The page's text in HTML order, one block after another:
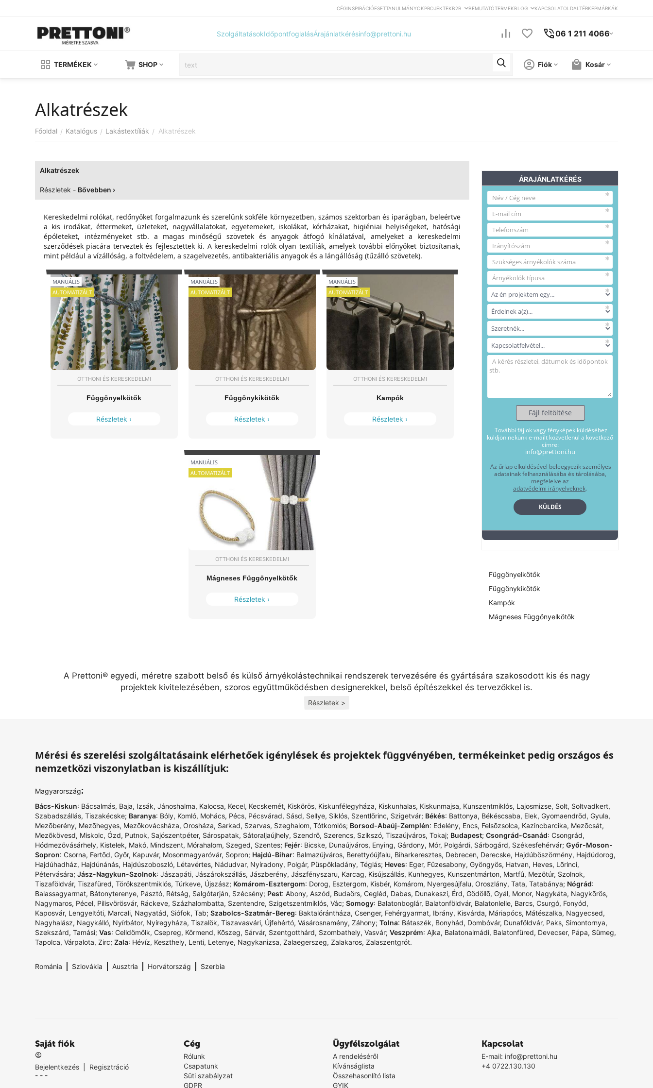
CÉGINSPIRÁCIÓESETTANULMÁNYOKPROJEKTEKB2B BEMUTATÓTERMEKBLOG KAPCSOLATOLDALTÉRKEPMÁRKÁK
SzolgáltatásokIdőpontfoglalásÁrajánlatkérésinfo@prettoni.hu 06 1 211 4066
TERMÉKEK SHOP Kosár
Fiók
Alkatrészek
Főoldal / Katalógus / Lakástextíliák / Alkatrészek
Alkatrészek
Részletek - Bővebben ›
Kereskedelmi rolókat, redőnyöket forgalmazunk és szerelünk sokféle környezetben, számos szektorban és iparágban, beleértve
a kis irodákat, éttermeket, üzleteket, nagyvállalatokat, egyetemeket, iskolákat, kórházakat, higiéniai helyiségeket, hatósági
épóleteket, intézményeket stb. a magas minőségű szövetek és anyagok átfogó kínálatával, amelyeket a kereskedelmi
szerződések piacára terveztek és fejlesztettek ki. A kereskedelmi rolók olyan textíliák, amelyek további előnyöket biztosítanak,
mint például a vízállóság, a foltvédelem, a szagelvezetés, antibakteriális anyagok és a lángállóság (tűzálló szövetek).
MANUÁLIS
AUTOMATIZÁLT
OTTHONI ÉS KERESKEDELMI
Függönyelkötők
Részletek ›
MANUÁLIS
AUTOMATIZÁLT
OTTHONI ÉS KERESKEDELMI
Függönykikötők
Részletek ›
MANUÁLIS
AUTOMATIZÁLT
OTTHONI ÉS KERESKEDELMI
Kampók
Részletek ›
MANUÁLIS
AUTOMATIZÁLT
OTTHONI ÉS KERESKEDELMI
Mágneses Függönyelkötők
Részletek ›
ÁRAJÁNLATKÉRÉS
Függönyelkötők
Függönykikötők
Kampók
Mágneses Függönyelkötők
A Prettoni® egyedi, méretre szabott belső és külső árnyékolástechnikai rendszerek tervezésére és gyártására szakosodott kis és nagy
projektek kivitelezésében, szoros együttműködésben designerekkel, belső építészekkel és tervezőkkel is.
Részletek >
Mérési és szerelési szolgáltatásaink elérhetőek igénylések és projektek függvényében, termékeinket pedig országos és
nemzetközi viszonylatban is kiszállítjuk:
Magyarország:
Bács-Kiskun: Bácsalmás, Baja, Izsák, Jánoshalma, Kalocsa, Kecel, Kecskemét, Kiskõrös, Kiskunfélegyháza, Kiskunhalas, Kiskunmajsa, Kunszentmiklós, Lajosmizse, Solt, Soltvadkert,
Szabadszállás, Tiszakécske; Baranya: Bóly, Komló, Mohács, Pécs, Pécsvárad, Sásd, Sellye, Siklós, Szentlõrinc, Szigetvár; Békés: Battonya, Békéscsaba, Elek, Gyomaendrõd, Gyula,
Mezõberény, Mezõhegyes, Mezõkovácsháza, Orosháza, Sarkad, Szarvas, Szeghalom, Tótkomlós; Borsod-Abaúj-Zemplén: Edelény, Encs, Felsõzsolca, Kazincbarcika, Mezõcsát,
Mezõkövesd, Miskolc, Ózd, Putnok, Sajószentpéter, Sárospatak, Sátoraljaújhely, Szendrõ, Szerencs, Szikszó, Tiszaújváros, Tokaj; Budapest; Csongrád-Csanád: Csongrád,
Hódmezõvásárhely, Kistelek, Makó, Mindszent, Mórahalom, Szeged, Szentes; Fejér: Bicske, Dunaújváros, Enying, Gárdony, Mór, Polgárdi, Sárbogárd, Székesfehérvár; Győr-Moson-
Sopron: Csorna, Fertõd, Gyõr, Kapuvár, Mosonmagyaróvár, Sopron; Hajdú-Bihar: Balmazújváros, Berettyóújfalu, Biharkeresztes, Debrecen, Derecske, Hajdúböszörmény, Hajdúdorog,
Hajdúhadház, Hajdúnánás, Hajdúszoboszló, Létavértes, Nádudvar, Nyíradony, Polgár, Püspökladány, Téglás; Heves: Eger, Füzesabony, Gyöngyös, Hatvan, Heves, Lõrinci,
Pétervására; Jász-Nagykun-Szolnok: Jászapáti, Jászárokszállás, Jászberény, Jászfényszaru, Karcag, Kisújszállás, Kunhegyes, Kunszentmárton, Martfû, Mezõtúr, Szolnok,
Tiszaföldvár, Tiszafüred, Törökszentmiklós, Túrkeve, Újszász; Komárom-Esztergom: Dorog, Esztergom, Kisbér, Komárom, Nyergesújfalu, Oroszlány, Tata, Tatabánya; Nógrád:
Balassagyarmat, Bátonyterenye, Pásztó, Rétság, Salgótarján, Szécsény; Pest: Abony, Aszód, Budaörs, Cegléd, Dabas, Dunakeszi, Érd, Gödöllõ, Gyál, Monor, Nagykáta, Nagykõrös,
Nagymaros, Pécel, Pilisvörösvár, Ráckeve, Százhalombatta, Szentendre, Szigetszentmiklós, Vác; Somogy: Balatonboglár, Balatonföldvár, Balatonlelle, Barcs, Csurgó, Fonyód,
Kaposvár, Lengyeltóti, Marcali, Nagyatád, Siófok, Tab; Szabolcs-Szatmár-Bereg: Baktalórántháza, Csenger, Fehérgyarmat, Ibrány, Kisvárda, Máriapócs, Mátészalka, Nagyecsed,
Nagyhalász, Nagykálló, Nyírbátor, Nyíregyháza, Tiszalök, Tiszavasvári, Újfehértó, Vásárosnamény, Záhony; Tolna: Bátaszék, Bonyhád, Dombóvár, Dunaföldvár, Paks, Simontornya,
Szekszárd, Tamási; Vas: Celldömölk, Csepreg, Körmend, Kõszeg, Sárvár, Szentgotthárd, Szombathely, Vasvár; Veszprém: Ajka, Balatonalmádi, Balatonfüred, Devecser, Pápa, Sümeg,
Tapolca, Várpalota, Zirc; Zala: Hévíz, Keszthely, Lenti, Letenye, Nagykanizsa, Zalaegerszeg, Zalakaros, Zalaszentgrót.
Románia | Szlovákia | Ausztria | Horvátország | Szerbia
Saját fiók
Bejelentkezés
Regisztráció
- - -
Cég
Rólunk
Csapatunk
Süti szabályzat
GDPR
Ügyfélszolgálat
A rendeléséről
Kívánságlista
Összehasonlító lista
GYIK
Kapcsolat
E-mail: info@prettoni.hu
+4 0722.130.130